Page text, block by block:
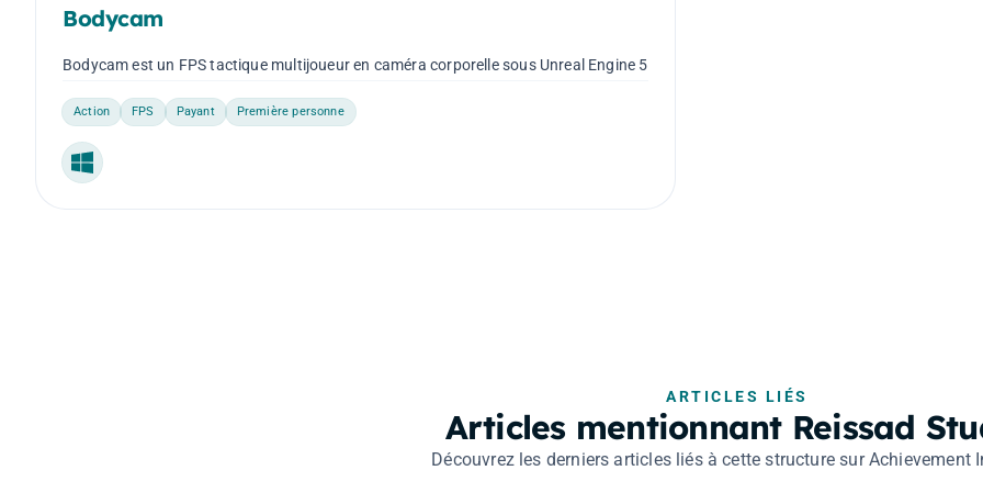
Bodycam
Bodycam est un FPS tactique multijoueur en caméra corporelle sous Unreal Engine 5
Action FPS Payant Première personne
Windows
ARTICLES LIÉS
Articles mentionnant Reissad
Découvrez les derniers articles liés à cette structure sur Achievement